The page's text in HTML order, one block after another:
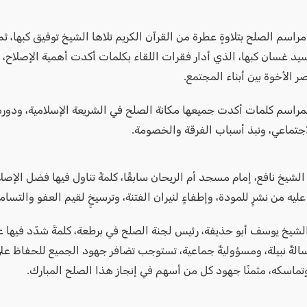
الصلح بتلاوةٍ عطرة من القرآن الكريم تلاها الشيخ توفيق كبها،
غسان كبها، الذي أدار فقرات اللقاء بكلمات أكدت أهمية
الأخوة بين أبناء المجتمع.
كلمات أكدت جميعها مكانة الصلح في الشريعة الإسلامية،
ونبذ أسباب الفرقة والخصومة.
نافع، إمام مسجد أم الريحان سابقًا، كلمةً تناول فيها فضل
من نشرٍ للمودة، وإطفاءٍ لنيران الفتنة، وترسيخٍ لقيم العفو
يوسف أبو حذيفة، رئيس لجنة الصلح في برطعة، كلمةً شدّد فيها
نبيلة، ومسؤوليةٌ جماعية، تستوجب تضافر جهود الجميع للحفاظ
مثمنًا جهود كل من أسهم في إنجاز هذا الصلح المبارك.